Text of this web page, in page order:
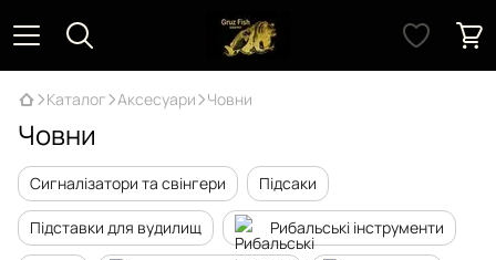
Каталог Аксесуари Човни
Човни
Сигналізатори та свінгери Підсаки
Підставки для вудилищ Рибальські інструменти